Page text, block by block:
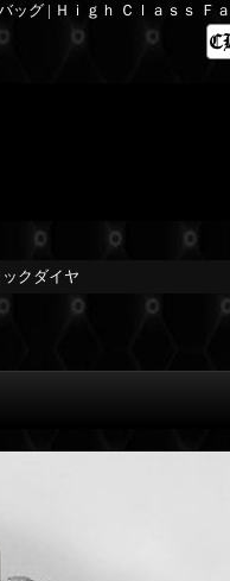
グ | Ｈｉｇｈ Ｃｌａｓｓ
クダイヤ